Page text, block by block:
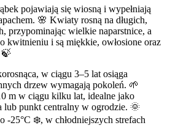
pojawiają się wiosną i wypełniają
🌸 Kwiaty rosną na długich,
przypominając wielkie naparstnice, a
kwitnieniu i są miękkie, owłosione oraz
w ciągu 3–5 lat osiąga
drzew wymagają pokoleń. 🌱
m w ciągu kilku lat, idealne jako
lub punkt centralny w ogrodzie. 🌞
-25°C ❄️, w chłodniejszych strefach